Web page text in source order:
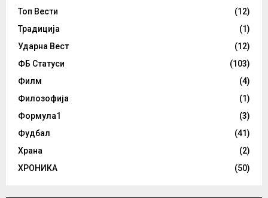
Топ Вести
(12)
Традиција
(1)
Ударна Вест
(12)
ФБ Статуси
(103)
Филм
(4)
Филозофија
(1)
Формула1
(3)
Фудбал
(41)
Храна
(2)
ХРОНИКА
(50)